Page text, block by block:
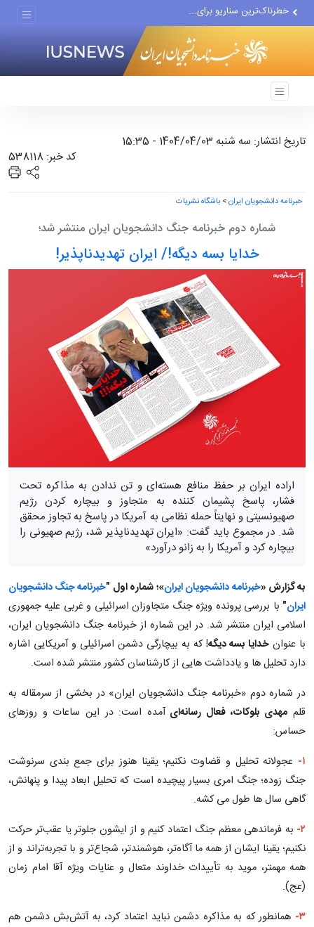
فرد اصلی دخیل در حادثه...
ایران بر عهد مقاومت خود...
تاریخ انتشار: سه شنبه 1404/04/03 - 15:35
کد خبر: 538118
خبرنامه دانشجویان ایران> باشگاه نشریات
شماره دوم خبرنامه جنگ دانشجویان ایران منتشر شد؛
خدایا بسه دیگه!/ ایران تهدیدناپذیر!
اراده ایران بر حفظ منافع هسته‌ای و تن ندادن به مذاکره تحت
فشار، پاسخ پشیمان کننده به متجاوز و بیچاره کردن رژیم
صهیونسیتی و نهایتاً حمله نظامی به آمریکا در پاسخ به تجاوز محقق
شد. در مجموع باید گفت: «ایران تهدیدناپذیر شد، رژیم صهیونی را
بیچاره کرد و آمریکا را به زانو درآورد»
به گزارش «خبرنامه دانشجویان ایران»؛شماره اول "خبرنامه جنگ دانشجویان
ایران" با بررسی پرونده ویژه جنگ متجاوزان اسرائیلی و غربی علیه جمهوری
اسلامی ایران منتشر شد. در این شماره از خبرنامه جنگ دانشجویان ایران،
با عنوان خدایا بسه دیگه!که به بیچارگی دشمن اسرائیلی و آمریکایی اشاره
دارد تحلیل ها و یادداشت هایی از کارشناسان کشور منتشر شده است.
در شماره دوم «خبرنامه جنگ دانشجویان ایران» در بخشی از سرمقاله به
قلم مهدی بلوکات، فعال رسانه‌ایآمده است: در این ساعات و روزهای
حساس:
۱-
عجولانه تحلیل و قضاوت نکنیم؛ یقینا هنوز برای جمع‌ بندی سرنوشت
جنگ زوده؛ جنگ امری بسیار پیچیده است که تحلیل ابعاد پیدا و پنهانش،
گاهی سال ها طول می کشه.
۲- به فرماندهی معظم جنگ اعتماد کنیم و از ایشون جلوتر یا عقب‌تر حرکت
نکنیم؛ یقینا ایشان از همه ما آگاه‌تر، هوشمندتر، شجاع‌تر و با تجربه‌تراند و از
همه مهمتر، موید به تأییدات خداوند متعال و عنایات ویژه آقا امام زمان
(عج).
۳- همانطور که به مذاکره دشمن نباید اعتماد کرد، به آتش‌بش دشمن هم